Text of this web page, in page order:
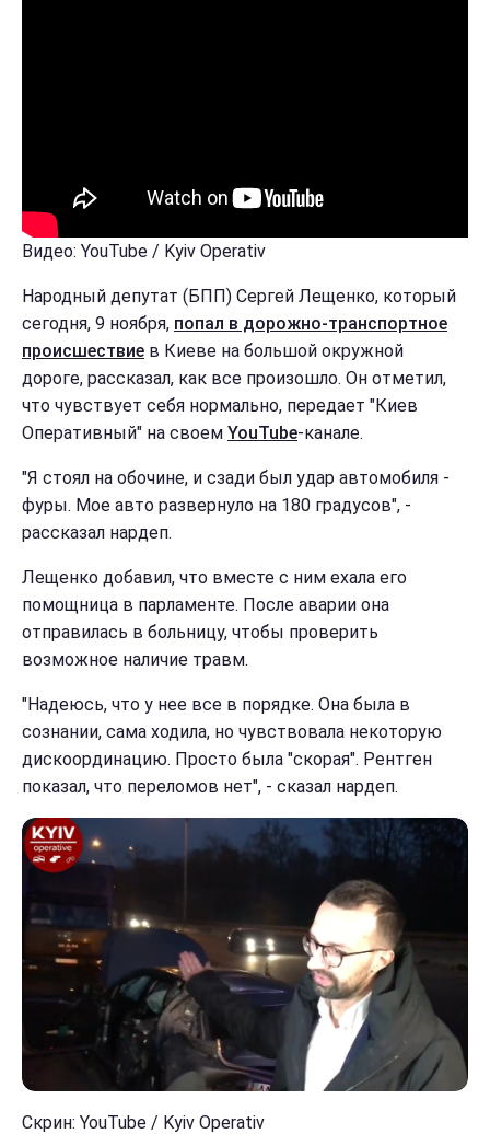
Видео: YouTube / Kyiv Operativ
Народный депутат (БПП) Сергей Лещенко, который
сегодня, 9 ноября, попал в дорожно-транспортное
происшествие в Киеве на большой окружной
дороге, рассказал, как все произошло. Он отметил,
что чувствует себя нормально, передает "Киев
Оперативный" на своем YouTube-канале.
"Я стоял на обочине, и сзади был удар автомобиля -
фуры. Мое авто развернуло на 180 градусов", -
рассказал нардеп.
Лещенко добавил, что вместе с ним ехала его
помощница в парламенте. После аварии она
отправилась в больницу, чтобы проверить
возможное наличие травм.
"Надеюсь, что у нее все в порядке. Она была в
сознании, сама ходила, но чувствовала некоторую
дискоординацию. Просто была "скорая". Рентген
показал, что переломов нет", - сказал нардеп.
Скрин: YouTube / Kyiv Operativ